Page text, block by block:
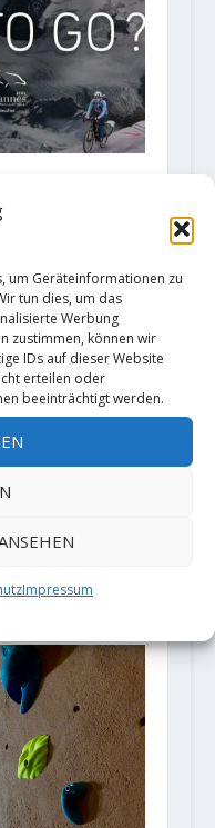
um Geräteinformationen zu
tun dies, um das
Werbung
zustimmen, können wir
IDs auf dieser Website
erteilen oder
beeinträchtigt werden.
Impressum
in Xiamen